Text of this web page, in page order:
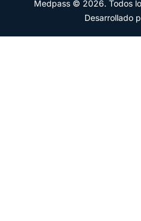
Medpass © 2026. Todos
Desarrollado